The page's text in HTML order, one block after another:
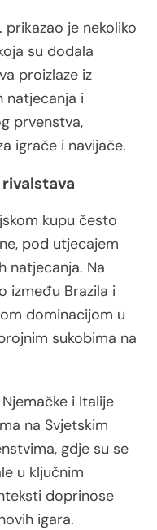
prikazao je nekoliko
su dodala
proizlaze iz
natjecanja i
prvenstva,
igrače i navijače.
kupu često
pod utjecajem
natjecanja. Na
između Brazila i
dominacijom u
sukobima na
i Italije
na Svjetskim
gdje su se
u ključnim
doprinose
igara.